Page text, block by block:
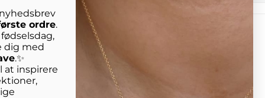
ordre.
dig med
.✨
inspirere